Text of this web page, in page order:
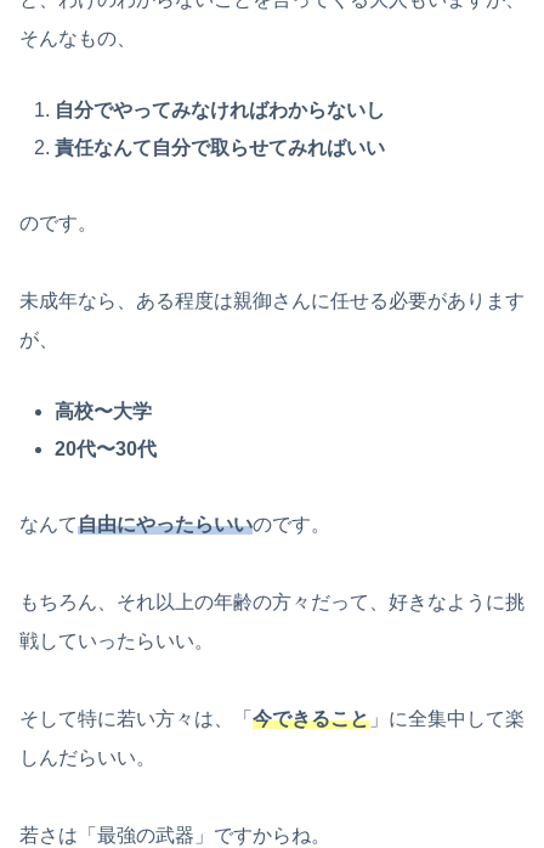
そんなもの、
自分でやってみなければわからないし
責任なんて自分で取らせてみればいい
のです。
未成年なら、ある程度は親御さんに任せる必要があります
が、
高校〜大学
20代〜30代
なんて自由にやったらいいのです。
もちろん、それ以上の年齢の方々だって、好きなように挑
戦していったらいい。
そして特に若い方々は、「 今できること 」に全集中して楽
しんだらいい。
若さは「最強の武器」ですからね。